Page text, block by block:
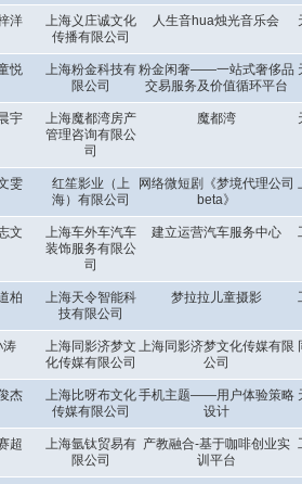
洋
上海义庄诚文化
传播有限公司
人生音hua烛光音乐会
悦
上海粉金科技有
限公司
粉金闲奢——一站式奢侈品
交易服务及价值循环平台
宇
上海魔都湾房产
管理咨询有限公
司
魔都湾
雯
红笙影业（上
海）有限公司
网络微短剧《梦境代理公司
beta》
文
上海车外车汽车
装饰服务有限公
司
建立运营汽车服务中心
柏
上海天令智能科
技有限公司
梦拉拉儿童摄影
涛
上海同影济梦文
化传媒有限公司
上海同影济梦文化传媒有限
公司
杰
上海比呀布文化
传媒有限公司
手机主题——用户体验策略
设计
超
上海氩钛贸易有
限公司
产教融合-基于咖啡创业实
训平台